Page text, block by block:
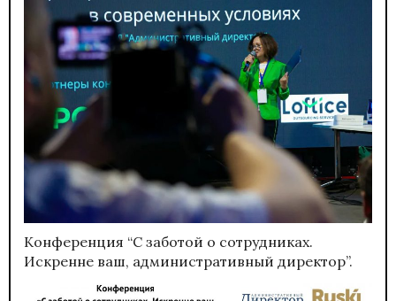
Конференция “С заботой о сотрудниках.
Искренне ваш, административный директор”.